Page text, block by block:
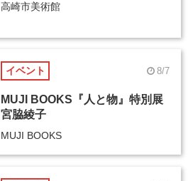
高崎市美術館
イベント 8/7
MUJI BOOKS『人と物』特別展
宮脇綾子
MUJI BOOKS